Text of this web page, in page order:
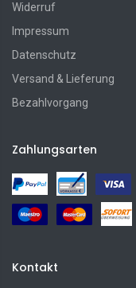
Widerruf
Impressum
Datenschutz
Versand & Lieferung
Bezahlvorgang
Zahlungsarten
Kontakt